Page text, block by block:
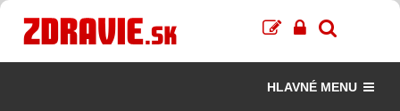
HLAVNÉ MENU